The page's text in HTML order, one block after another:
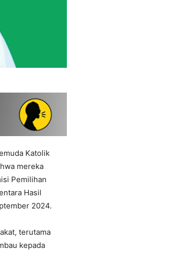
Katolik
mereka
Pemilihan
Hasil
2024.
terutama
kepada